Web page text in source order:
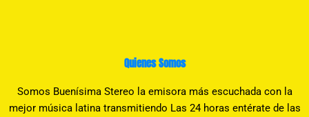
Quienes Somos
Somos Buenísima Stereo la emisora más escuchada con la
mejor música latina transmitiendo Las 24 horas entérate de las